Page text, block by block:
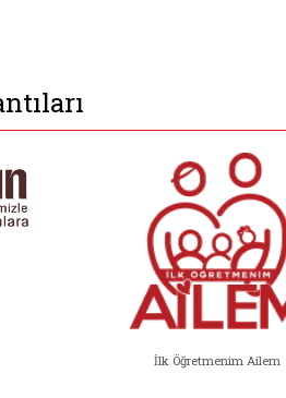
İlk Öğretmenim Ailem